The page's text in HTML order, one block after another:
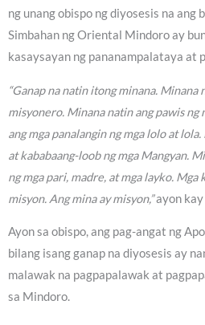
ng unang obispo ng diyosesis na ang
Simbahan ng Oriental Mindoro ay
kasaysayan ng pananampalataya at
“Ganap na natin itong minana. Minana
misyonero. Minana natin ang pawis ng
ang mga panalangin ng mga lolo at
at kababaang-loob ng mga Mangyan.
ng mga pari, madre, at mga layko. Mga
misyon. Ang mina ay misyon,”ayon
Ayon sa obispo, ang pag-angat ng
bilang isang ganap na diyosesis ay
malawak na pagpapalawak at
sa Mindoro.